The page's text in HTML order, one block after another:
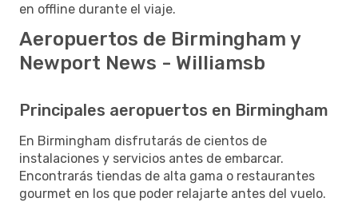
en offline durante el viaje.
Aeropuertos de Birmingham y
Newport News - Williamsb
Principales aeropuertos en Birmingham
En Birmingham disfrutarás de cientos de
instalaciones y servicios antes de embarcar.
Encontrarás tiendas de alta gama o restaurantes
gourmet en los que poder relajarte antes del vuelo.